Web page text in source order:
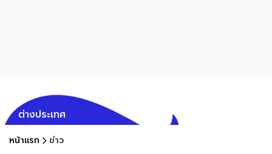
ต่างประเทศ
หน้าแรก ข่าว